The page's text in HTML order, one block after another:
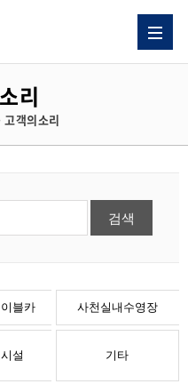
리
고객의소리
블카 사천실내수영장
설 기타